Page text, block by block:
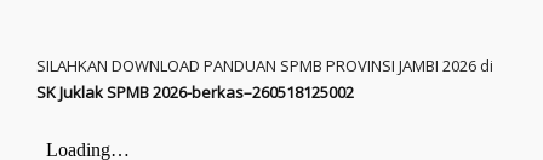
SILAHKAN DOWNLOAD PANDUAN SPMB PROVINSI JAMBI 2026 di
SK Juklak SPMB 2026-berkas–260518125002